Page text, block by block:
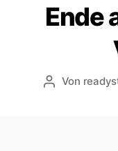
Ende
Beitragsautor
Von